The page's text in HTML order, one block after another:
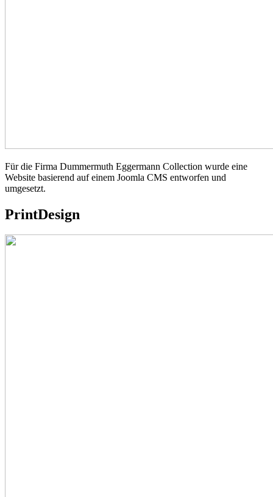
Für die Firma Dummermuth Eggermann Collection wurde eine
Website basierend auf einem Joomla CMS entworfen und
umgesetzt.
PrintDesign